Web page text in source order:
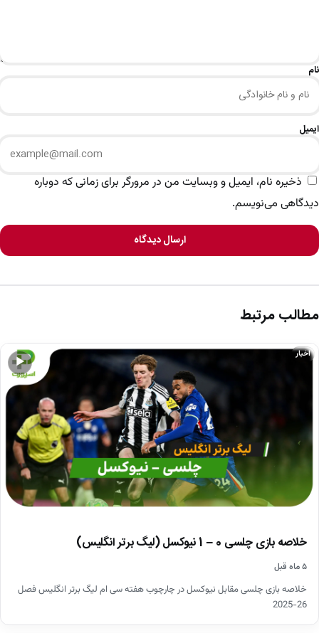
نام
ایمیل
ذخیره نام، ایمیل و وبسایت من در مرورگر برای زمانی که دوباره
دیدگاهی می‌نویسم.
ارسال دیدگاه
مطالب مرتبط
▶
اخبار
خلاصه بازی چلسی 0 – 1 نیوکسل (لیگ برتر انگلیس)
۵ ماه قبل
خلاصه بازی چلسی مقابل نیوکسل در چارچوب هفته سی ام لیگ برتر انگلیس فصل
26-2025